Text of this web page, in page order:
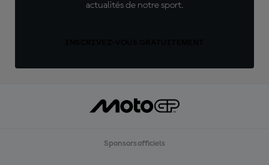
actualités de notre sport.
Sponsors officiels